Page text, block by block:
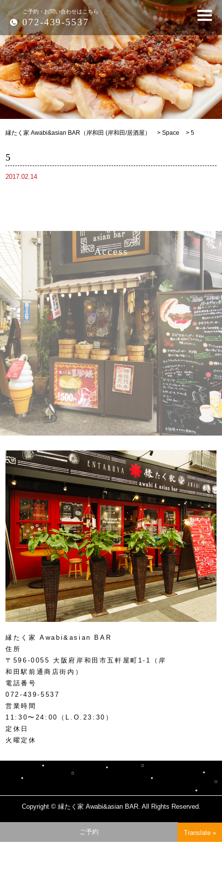
ご予約・お問い合わせはこちら
072-439-5537
縁たく家 Awabi&asian BAR（岸和田 (岸和田/居酒屋） >Space >5
5
2017.02.14
Access
縁たく家 Awabi&asian BAR
住所
〒596-0055 大阪府岸和田市五軒屋町1-1（岸
和田駅前通商店街内）
電話番号
072-439-5537
営業時間
11:30〜24:00（L.O.23:30）
定休日
火曜定休
Copyright © 縁たく家 Awabi&asian BAR. All Rights Reserved.
ご予約
page
top
Translate »